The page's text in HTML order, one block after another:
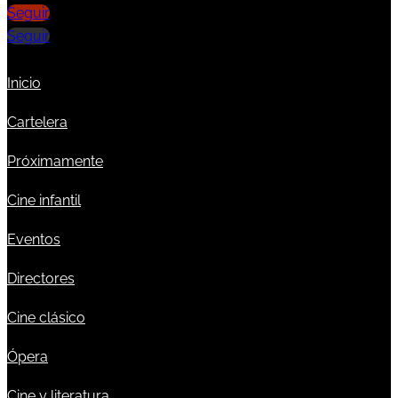
Seguir
Seguir
Inicio
Cartelera
Próximamente
Cine infantil
Eventos
Directores
Cine clásico
Ópera